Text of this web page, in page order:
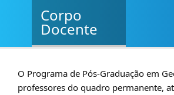
Corpo
Docente
O Programa de Pós-Graduação em
professores do quadro permanente,